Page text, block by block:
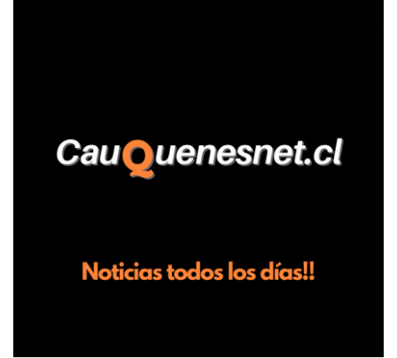
trabajadores, el edil descendió del vehículo y, en medio de la
confrontación, la habría tomado de los hombros, empujado al
suelo y agredido con golpes de pies y manos, mientr...